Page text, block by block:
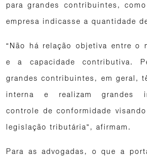
para grandes contribuintes,
empresa indicasse a quantidade
“Não há relação objetiva entre o
e a capacidade contributiva.
grandes contribuintes, em geral,
interna e realizam grandes
controle de conformidade
legislação tributária”, afirmam.
Para as advogadas, o que a